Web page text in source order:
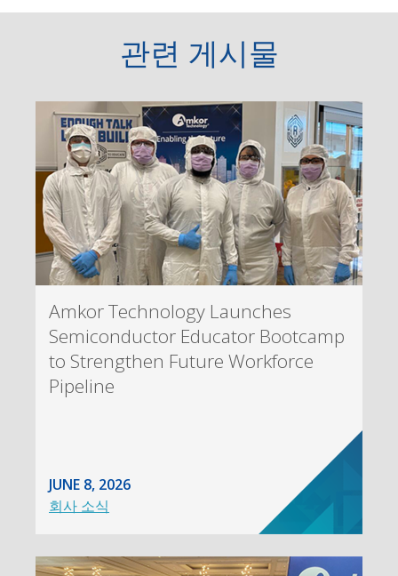
관련 게시물
Amkor Technology Launches
Semiconductor Educator Bootcamp
to Strengthen Future Workforce
Pipeline
JUNE 8, 2026
회사 소식